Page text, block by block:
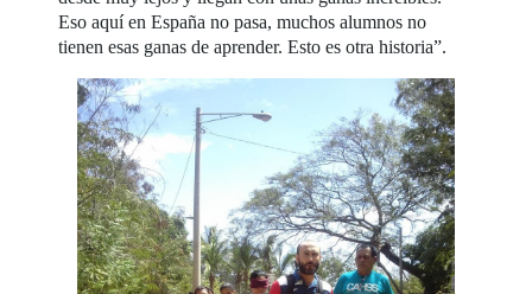
Eso aquí en España no pasa, muchos alumnos no
tienen esas ganas de aprender. Esto es otra historia”.